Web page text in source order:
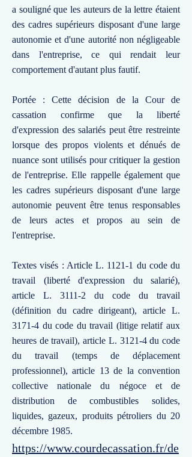
a souligné que les auteurs de la lettre étaient
des cadres supérieurs disposant d'une large
autonomie et d'une autorité non négligeable
dans l'entreprise, ce qui rendait leur
comportement d'autant plus fautif.
Portée : Cette décision de la Cour de
cassation confirme que la liberté
d'expression des salariés peut être restreinte
lorsque des propos violents et dénués de
nuance sont utilisés pour critiquer la gestion
de l'entreprise. Elle rappelle également que
les cadres supérieurs disposant d'une large
autonomie peuvent être tenus responsables
de leurs actes et propos au sein de
l'entreprise.
Textes visés : Article L. 1121-1 du code du
travail (liberté d'expression du salarié),
article L. 3111-2 du code du travail
(définition du cadre dirigeant), article L.
3171-4 du code du travail (litige relatif aux
heures de travail), article L. 3121-4 du code
du travail (temps de déplacement
professionnel), article 13 de la convention
collective nationale du négoce et de
distribution de combustibles solides,
liquides, gazeux, produits pétroliers du 20
décembre 1985.
https://www.courdecassation.fr/de